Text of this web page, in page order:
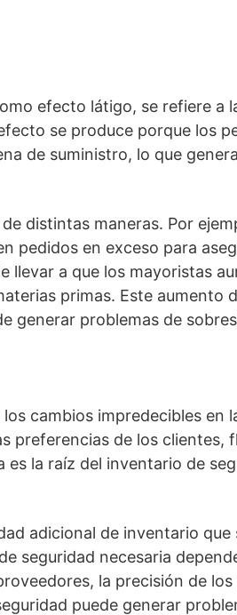
efecto látigo, se refiere a
se produce porque los
de suministro, lo que
distintas maneras. Por
pedidos en exceso para
llevar a que los mayoristas
primas. Este aumento
generar problemas de
cambios impredecibles
preferencias de los
la raíz del inventario de
adicional de inventario
seguridad necesaria
la precisión de
puede generar